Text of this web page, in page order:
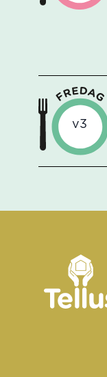
v3
Sidfot